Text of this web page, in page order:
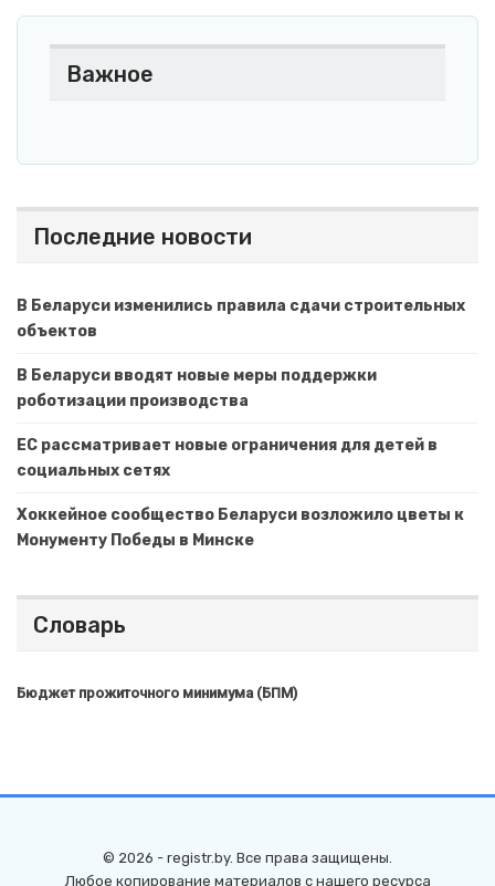
Важное
Последние новости
В Беларуси изменились правила сдачи строительных
объектов
В Беларуси вводят новые меры поддержки
роботизации производства
ЕС рассматривает новые ограничения для детей в
социальных сетях
Хоккейное сообщество Беларуси возложило цветы к
Монументу Победы в Минске
Словарь
Бюджет прожиточного минимума (БПМ)
© 2026 - registr.by. Все права защищены.
Любое копирование материалов с нашего ресурса